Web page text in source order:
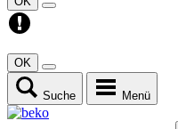
OK
Suche Menü